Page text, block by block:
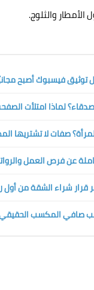
والثلوج.
لماذا امتلأت الصفحة
صفات لا تشتريها
قرار شراء الشقة من أول